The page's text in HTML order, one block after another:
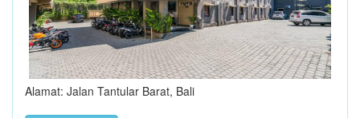
Alamat: Jalan Tantular Barat, Bali